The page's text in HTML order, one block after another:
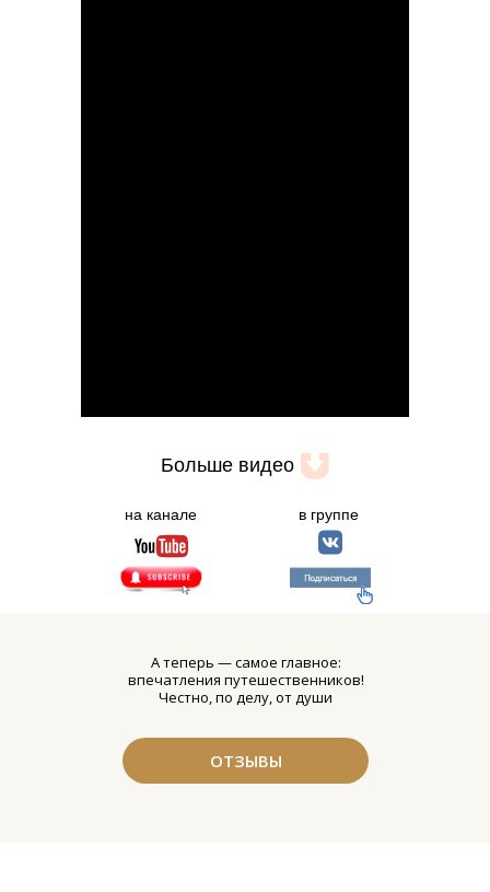
Больше видео
на канале в группе
А теперь — самое главное:
впечатления путешественников!
Честно, по делу, от души
ОТЗЫВЫ